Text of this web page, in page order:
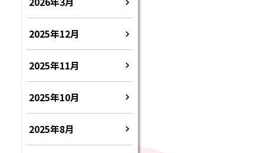
2025年12月
2025年11月
2025年10月
2025年8月